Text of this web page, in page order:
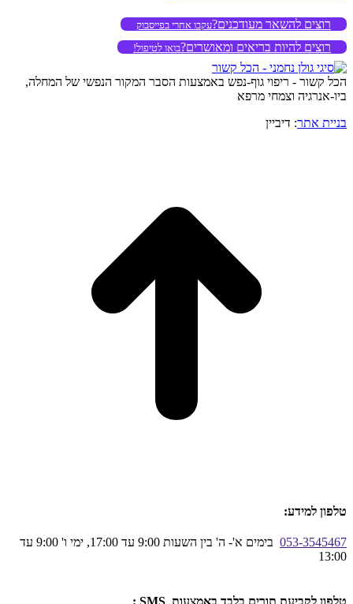
רוצים להשאר מעודכנים?עקבו אחרי בפייסבוק
רוצים להיות בריאים ומאושרים?בואו לטיפול!
הכל קשור - ריפוי גוף-נפש באמצעות הסבר המקור הנפשי של המחלה,
ביו-אנרגיה וצמחי מרפא
בניית אתר: דיביין
טלפון למידע:
053-3545467
בימים א'- ה' בין השעות 9:00 עד 17:00, ימי ו' 9:00 עד
13:00